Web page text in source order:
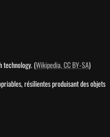
technology. (Wikipedia, CC BY-SA)
résilientes produisant des objets